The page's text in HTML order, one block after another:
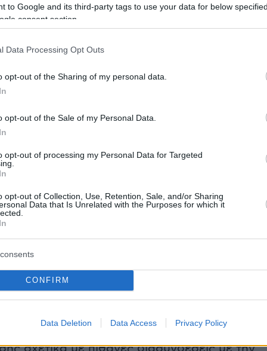
to Google and its third-party tags to use your data for below
consent section.
Data Processing Opt Outs
opt-out of the Sharing of my personal data.
opt-out of the Sale of my Personal Data.
opt-out of processing my Personal Data for Targeted
opt-out of Collection, Use, Retention, Sale, and/or Sharing
Data that Is Unrelated with the Purposes for which it
CONFIRM
Data Deletion Data Access Privacy Policy
3eWCS8MXLn pic.twitter.com/qZxQrOU7sf
στη Σομαλία την Τετάρτη, ενώ πηγή
κυβέρνησης ανέφερε ότι κατά τον
Υπηρεσία Τελωνείων και Προστασίας
ταξιδιώτη μη επιλέξιμο για είσοδο στη
με τη μεταναστευτική νομοθεσία των
Αρχές υποστήριξαν ότι η απόφαση
δήλωσε στους New York Times ότι
από αξιωματούχους